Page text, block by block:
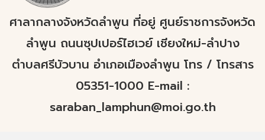
ศาลากลางจังหวัดลำพูน ที่อยู่ ศูนย์ราชการจังหวัด
ลำพูน ถนนซุปเปอร์ไฮเวย์ เชียงใหม่-ลำปาง
ตำบลศรีบัวบาน อำเภอเมืองลำพูน โทร / โทรสาร
05351-1000 E-mail :
saraban_lamphun@moi.go.th